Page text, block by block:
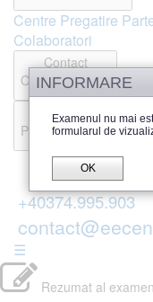
Centre Pregatire
Colaboratori
Contact
Offline si Online
Recenzii
Parerea publicului
+40374.995.903
☰
Rezumat al
INFORMARE
Examenul nu mai
formularul de
OK